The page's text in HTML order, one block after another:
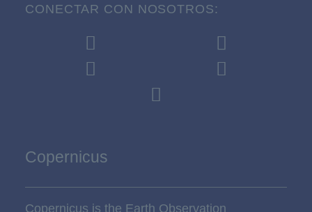
CONECTAR CON NOSOTROS:
Copernicus
Copernicus is the Earth Observation